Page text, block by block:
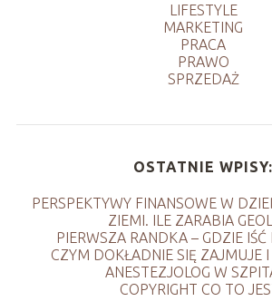
LIFESTYLE
MARKETING
PRACA
PRAWO
SPRZEDAŻ
OSTATNIE WPISY:
PERSPEKTYWY FINANSOWE W
ZIEMI. ILE ZARABIA
PIERWSZA RANDKA – GDZIE IŚĆ
CZYM DOKŁADNIE SIĘ ZAJMUJE
ANESTEZJOLOG W
COPYRIGHT CO TO